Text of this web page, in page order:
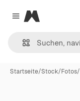
Close menu
Magnific
Startseite/Stock/Fotos/